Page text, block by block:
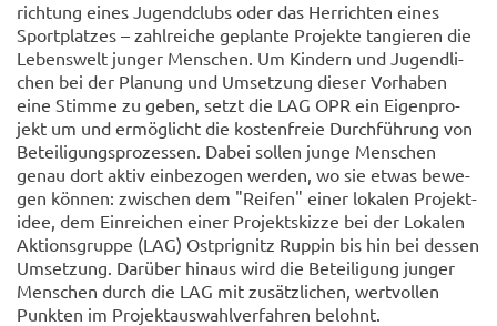
rich­tung eines Ju­gend­clubs oder das Her­rich­ten eines
Sport­plat­zes – zahl­rei­che ge­plan­te Pro­jek­te tan­gie­ren die
Le­bens­welt jun­ger Men­schen. Um Kin­dern und Ju­gend­li­
chen bei der Pla­nung und Um­set­zung die­ser Vor­ha­ben
eine Stim­me zu geben, setzt die LAG OPR ein Ei­gen­pro­
jekt um und er­mög­licht die kos­ten­freie Durch­füh­rung von
Be­tei­li­gungs­pro­zes­sen. Dabei sol­len junge Men­schen
genau dort aktiv ein­be­zo­gen wer­den, wo sie etwas be­we­
gen kön­nen: zwi­schen dem "Rei­fen" einer lo­ka­len Pro­jekt­
idee, dem Ein­rei­chen einer Pro­jekt­skiz­ze bei der Lo­ka­len
Ak­ti­ons­grup­pe (LAG) Ost­p­ri­g­nitz Rup­pin bis hin bei des­sen
Um­set­zung. Dar­über hin­aus wird die Be­tei­li­gung jun­ger
Men­schen durch die LAG mit zu­sätz­li­chen, wert­vol­len
Punk­ten im Pro­jekt­aus­wahl­ver­fah­ren be­lohnt.